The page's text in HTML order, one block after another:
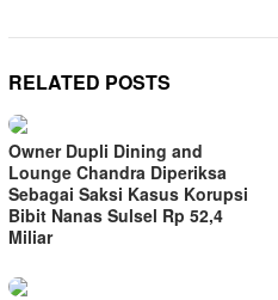
RELATED POSTS
Owner Dupli Dining and
Lounge Chandra Diperiksa
Sebagai Saksi Kasus Korupsi
Bibit Nanas Sulsel Rp 52,4
Miliar